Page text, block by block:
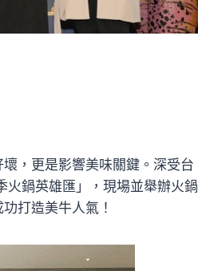
，更是影響美味關鍵。深受台
火鍋英雄匯」，現場並舉辦火鍋
打造美牛人氣！